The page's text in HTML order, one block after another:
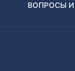
ВОПРОСЫ